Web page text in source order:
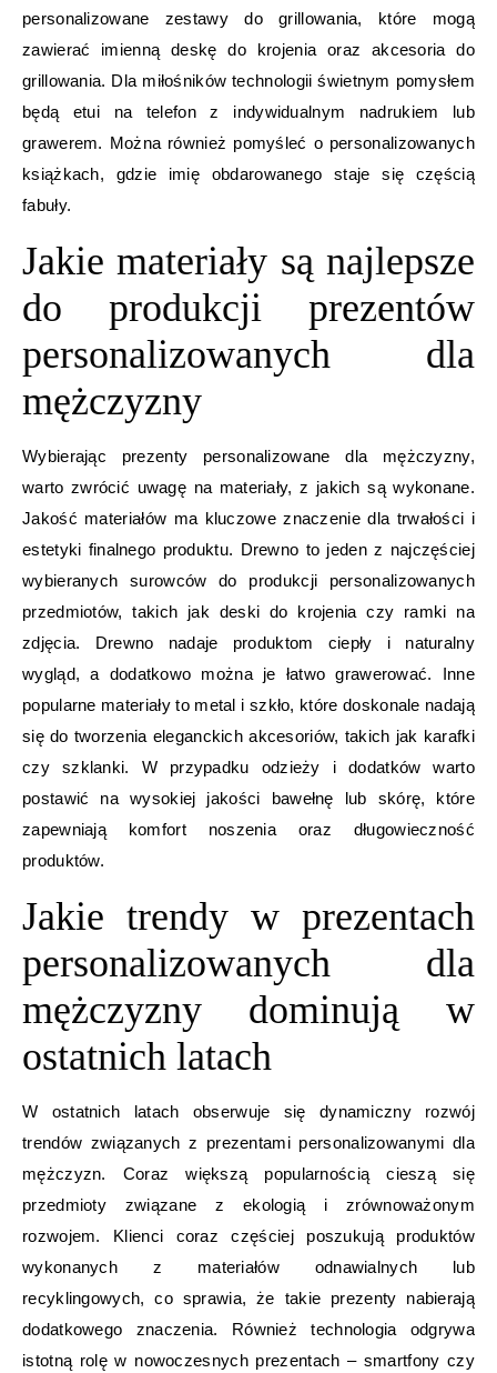
personalizowane zestawy do grillowania, które mogą
zawierać imienną deskę do krojenia oraz akcesoria do
grillowania. Dla miłośników technologii świetnym pomysłem
będą etui na telefon z indywidualnym nadrukiem lub
grawerem. Można również pomyśleć o personalizowanych
książkach, gdzie imię obdarowanego staje się częścią
fabuły.
Jakie materiały są najlepsze
do produkcji prezentów
personalizowanych dla
mężczyzny
Wybierając prezenty personalizowane dla mężczyzny,
warto zwrócić uwagę na materiały, z jakich są wykonane.
Jakość materiałów ma kluczowe znaczenie dla trwałości i
estetyki finalnego produktu. Drewno to jeden z najczęściej
wybieranych surowców do produkcji personalizowanych
przedmiotów, takich jak deski do krojenia czy ramki na
zdjęcia. Drewno nadaje produktom ciepły i naturalny
wygląd, a dodatkowo można je łatwo grawerować. Inne
popularne materiały to metal i szkło, które doskonale nadają
się do tworzenia eleganckich akcesoriów, takich jak karafki
czy szklanki. W przypadku odzieży i dodatków warto
postawić na wysokiej jakości bawełnę lub skórę, które
zapewniają komfort noszenia oraz długowieczność
produktów.
Jakie trendy w prezentach
personalizowanych dla
mężczyzny dominują w
ostatnich latach
W ostatnich latach obserwuje się dynamiczny rozwój
trendów związanych z prezentami personalizowanymi dla
mężczyzn. Coraz większą popularnością cieszą się
przedmioty związane z ekologią i zrównoważonym
rozwojem. Klienci coraz częściej poszukują produktów
wykonanych z materiałów odnawialnych lub
recyklingowych, co sprawia, że takie prezenty nabierają
dodatkowego znaczenia. Również technologia odgrywa
istotną rolę w nowoczesnych prezentach – smartfony czy